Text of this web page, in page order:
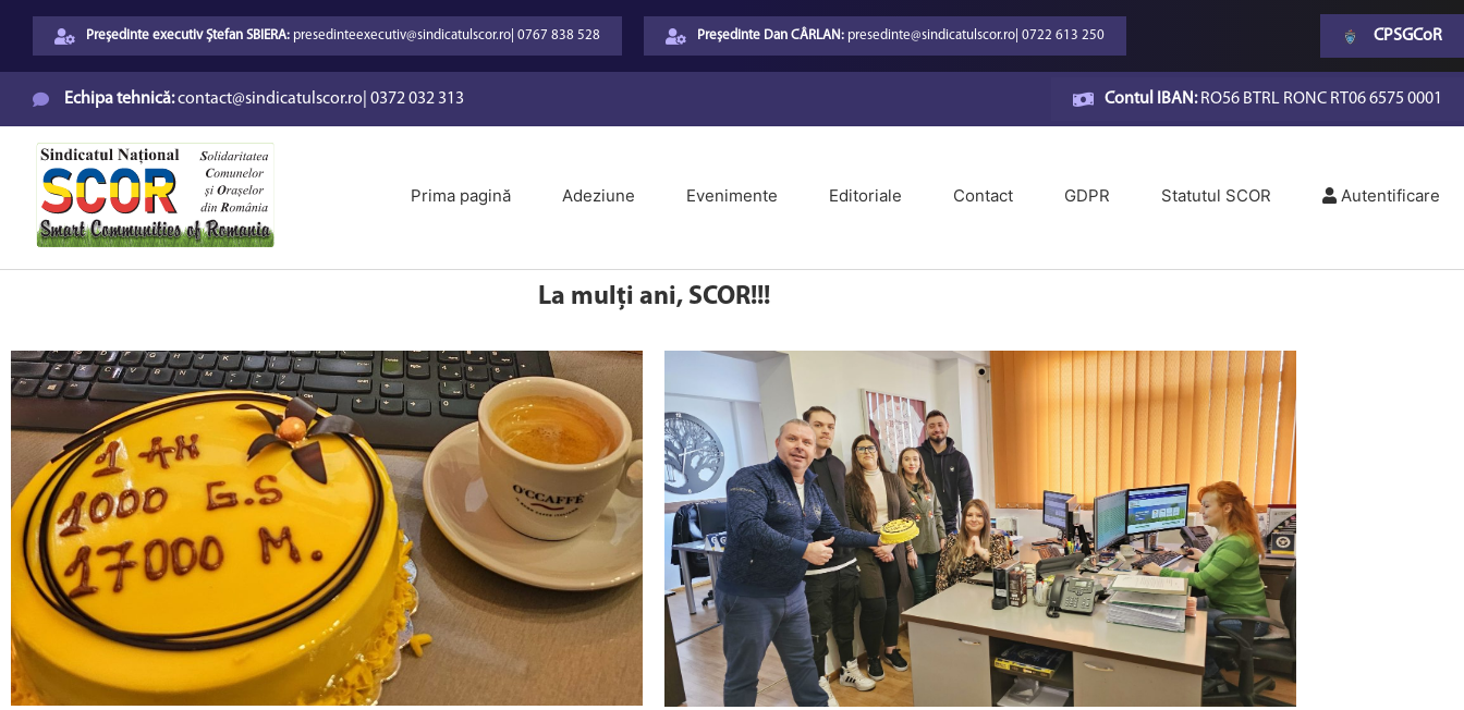
Președinte executiv Ștefan SBIERA:presedinteexecutiv@sindicatulscor.ro| 0767 838 528 Președinte Dan CÂRLAN:presedinte@sindicatulscor.ro| 0722 613 250 CPSGCoR
Echipa tehnică:contact@sindicatulscor.ro 0372 032 313 Contul IBAN:RO56 BTRL RONC RT06 6575 0001
Prima pagină Adeziune Evenimente Editoriale Contact GDPR Statutul SCOR Autentificare
La mulți ani, SCOR!!!